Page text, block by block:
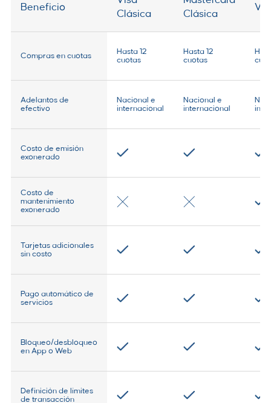
Beneficio
Compras en cuotas
Adelantos de
efectivo
Costo de emisión
exonerado
Costo de
mantenimiento
exonerado
Tarjetas adicionales
sin costo
Pago automático de
servicios
Bloqueo/desbloqueo
en App o Web
Definición de límites
de transacción
Clásica
Hasta 12
cuotas
Nacional e
internacional
Clásica
Hasta 12
cuotas
Nacional e
internacional